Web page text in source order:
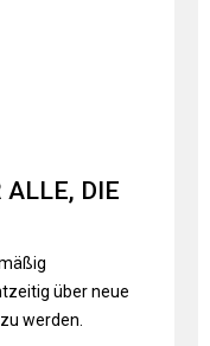
ALLE, DIE
über neue
werden.